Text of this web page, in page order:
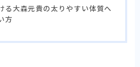
る大森元貴の太りやすい体質へ
方